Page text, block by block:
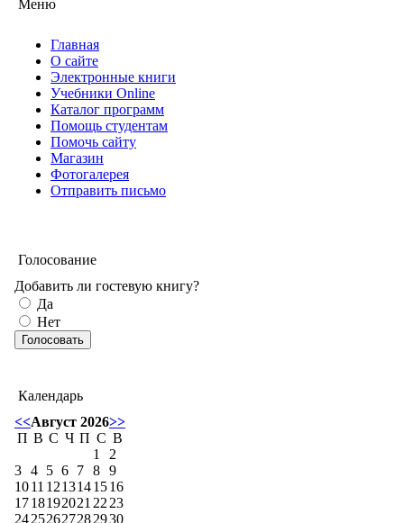
Меню
Главная
О сайте
Электронные книги
Учебники Online
Каталог программ
Помощь студентам
Помочь сайту
Магазин
Фотогалерея
Отправить письмо
Голосование
Добавить ли гостевую книгу?
Да
Нет
Календарь
<<Август 2026>>
П В С Ч П С В
1
2
3 4 5 6 7 8 9
1011 1213141516
1718192021 22 23
24252627282930